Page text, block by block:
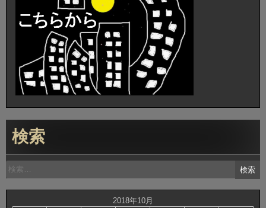
検索
検
索:
2018年10月